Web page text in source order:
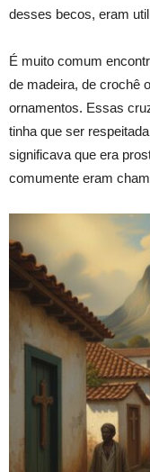
desses becos, eram
É muito comum
de madeira, de crochê
ornamentos. Essas
tinha que ser
significava que era
comumente eram